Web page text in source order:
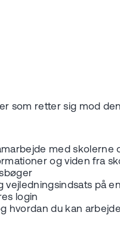
som retter sig mod
med skolerne
og viden fra
på
login
hvordan du kan